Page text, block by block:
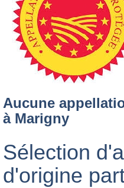
Aucune
à Marigny
Sélection
d'origine